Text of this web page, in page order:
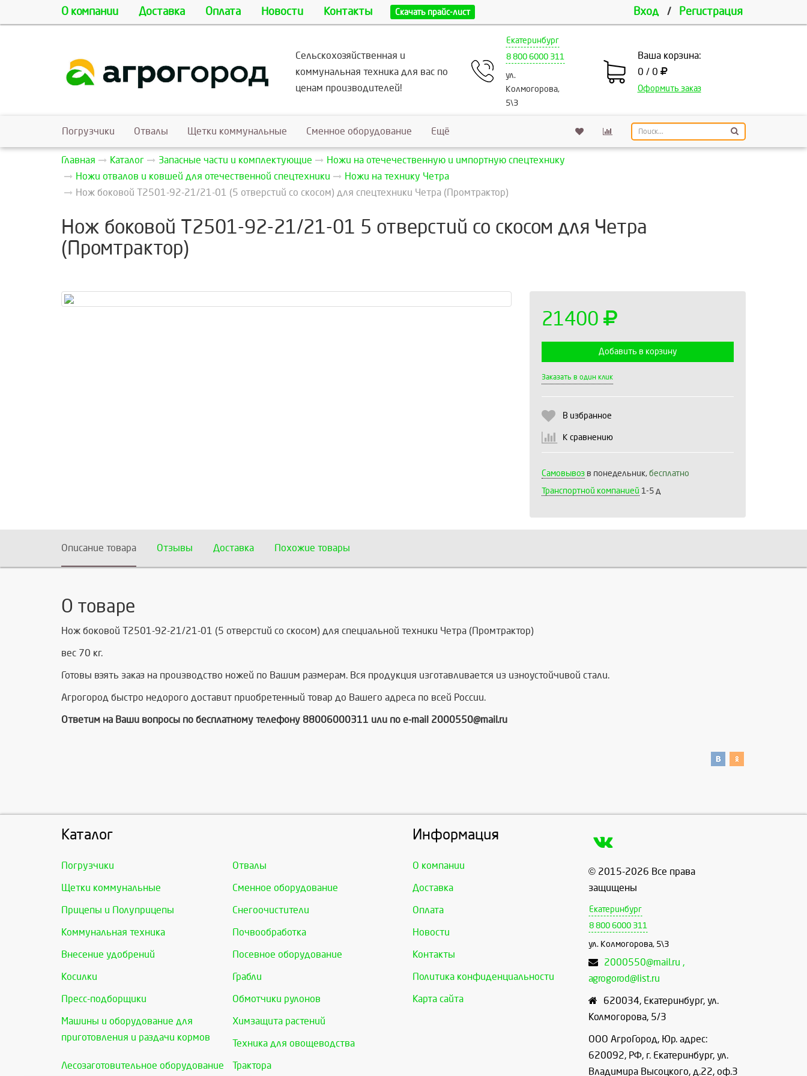
О компании Доставка Оплата Новости Контакты Скачать прайс-лист Вход / Регистрация
Сельскохозяйственная и
коммунальная техника для вас по
ценам производителей!
Екатеринбург
8 800 6000 311
ул.
Колмогорова,
5\3
Ваша корзина:
0 / 0
Оформить заказ
Погрузчики Отвалы Щетки коммунальные Сменное оборудование Ещё
Главная Каталог Запасные части и комплектующие
Ножи на отечечественную и импортную спецтехнику
Ножи отвалов и ковшей для отечественной спецтехники
Ножи на технику Четра
Нож боковой Т2501-92-21/21-01 (5 отверстий со скосом) для спецтехники Четра (Промтрактор)
Нож боковой Т2501-92-21/21-01 5 отверстий со скосом для Четра
(Промтрактор)
21400
Добавить в корзину
Заказать в один клик
В избранное
К сравнению
Самовывоз в понедельник, бесплатно
Транспортной компанией 1-5 д
Описание товара Отзывы Доставка Похожие товары
О товаре
Нож боковой Т2501-92-21/21-01 (5 отверстий со скосом) для специальной техники Четра (Промтрактор)
вес 70 кг.
Готовы взять заказ на производство ножей по Вашим размерам. Вся продукция изготавливается из изноустойчивой стали.
Агрогород быстро недорого доставит приобретенный товар до Вашего адреса по всей России.
Ответим на Ваши вопросы по бесплатному телефону 88006000311 или по e-mail 2000550@mail.ru
Каталог
Погрузчики Отвалы
Щетки коммунальные Сменное оборудование
Прицепы и Полуприцепы Снегоочистители
Коммунальная техника Почвообработка
Внесение удобрений Посевное оборудование
Косилки Грабли
Пресс-подборщики Обмотчики рулонов
Машины и оборудование для
приготовления и раздачи кормов
Химзащита растений
Техника для овощеводства
Лесозаготовительное оборудование Трактора
Информация
О компании
Доставка
Оплата
Новости
Контакты
Политика конфиденциальности
Карта сайта
© 2015-2026 Все права
защищены
Екатеринбург
8 800 6000 311
ул. Колмогорова, 5\3
2000550@mail.ru ,
agrogorod@list.ru
620034, Екатеринбург, ул.
Колмогорова, 5/3
ООО АгроГород, Юр. адрес:
620092, РФ, г. Екатеринбург, ул.
Владимира Высоцкого, д.22, оф.3